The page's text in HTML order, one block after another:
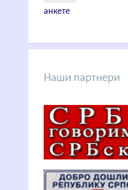
анкете
Наши партнери